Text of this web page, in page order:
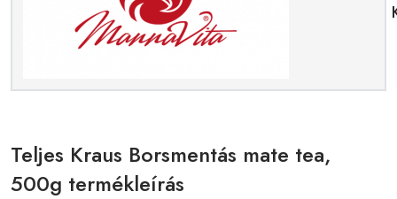
Teljes Kraus Borsmentás mate tea,
500g termékleírás